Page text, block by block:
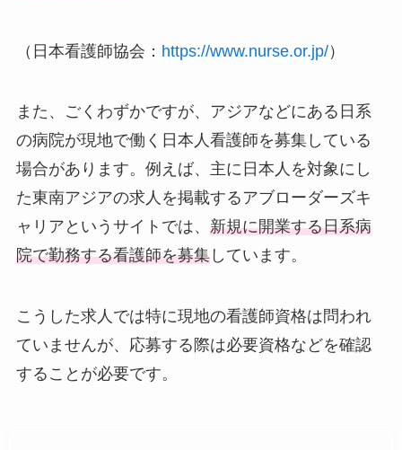
（日本看護師協会： https://www.nurse.or.jp/）
また、ごくわずかですが、アジアなどにある日系
の病院が現地で働く日本人看護師を募集している
場合があります。例えば、主に日本人を対象にし
た東南アジアの求人を掲載するアブローダーズキ
ャリアというサイトでは、 新規に開業する日系病
院で勤務する看護師を募集しています。
こうした求人では特に現地の看護師資格は問われ
ていませんが、応募する際は必要資格などを確認
することが必要です。